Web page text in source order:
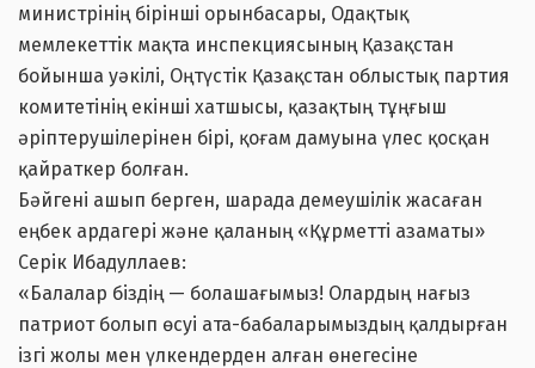
министрінің бірінші орынбасары, Одақтық
мемлекеттік мақта инспекциясының Қазақстан
бойынша уәкілі, Оңтүстік Қазақстан облыстық партия
комитетінің екінші хатшысы, қазақтың тұңғыш
әріптерушілерінен бірі, қоғам дамуына үлес қосқан
қайраткер болған.
Бәйгені ашып берген, шарада демеушілік жасаған
еңбек ардагері және қаланың «Құрметті азаматы»
Серік Ибадуллаев:
«Балалар біздің — болашағымыз! Олардың нағыз
патриот болып өсуі ата-бабаларымыздың қалдырған
ізгі жолы мен үлкендерден алған өнегесіне